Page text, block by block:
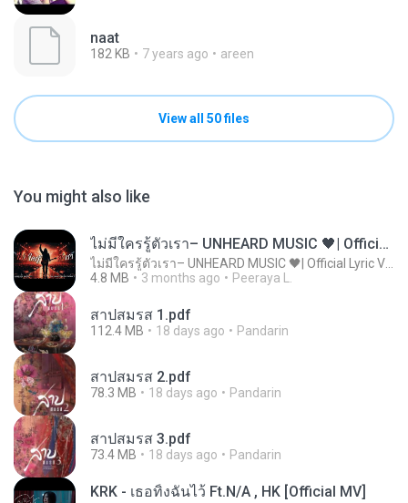
naat
182 KB 7 years ago areen
View all 50 files
You might also like
ไม่มีใครรู้ตัวเรา– UNHEARD MUSIC 🖤| Official Lyric Video | เพลงสู้ชีวิต
4.8 MB
3 months ago Peeraya L.
สาปสมรส 1.pdf
112.4 MB 18 days ago Pandarin
สาปสมรส 2.pdf
78.3 MB 18 days ago Pandarin
สาปสมรส 3.pdf
73.4 MB 18 days ago Pandarin
KRK - เธอทิ้งฉันไว้ Ft.N/A , HK [Official MV]